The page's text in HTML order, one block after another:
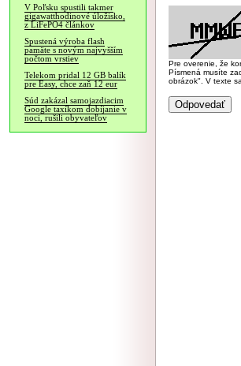
V Poľsku spustili takmer
gigawatthodinové úložisko,
z LiFePO4 článkov
Spustená výroba flash
pamäte s novým najvyšším
počtom vrstiev
Telekom pridal 12 GB balík
pre Easy, chce zaň 12 eur
Súd zakázal samojazdiacim
Google taxíkom dobíjanie v
noci, rušili obyvateľov
Pre overenie, že
Písmená musíte
obrázok". V texte